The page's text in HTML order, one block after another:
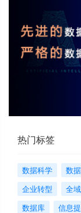
热门标签
数据科学 数
企业转型
全
数据库
信息